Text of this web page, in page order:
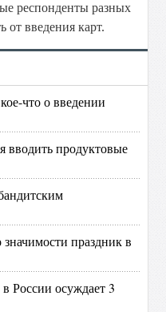
респонденты разных
от введения карт.
что о введении
вводить продуктовые
праздник в
России осуждает 3